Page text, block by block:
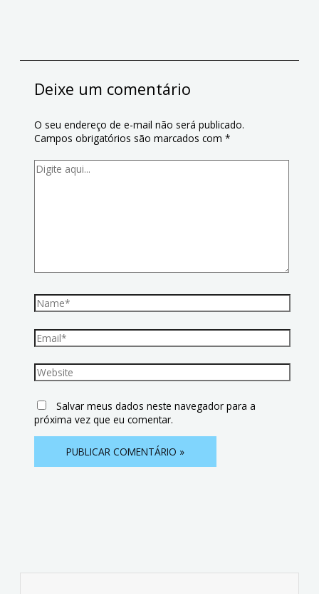
Deixe um comentário
O seu endereço de e-mail não será publicado.
Campos obrigatórios são marcados com *
Salvar meus dados neste navegador para a
próxima vez que eu comentar.